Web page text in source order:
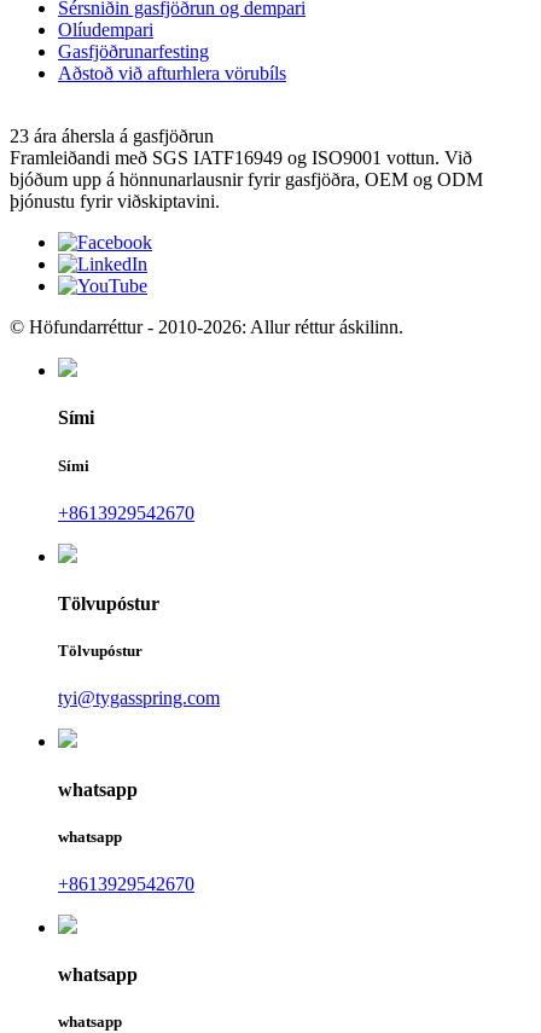
Sérsniðin gasfjöðrun og dempari
Olíudempari
Gasfjöðrunarfesting
Aðstoð við afturhlera vörubíls
23 ára áhersla á gasfjöðrun
Framleiðandi með SGS IATF16949 og ISO9001 vottun. Við
bjóðum upp á hönnunarlausnir fyrir gasfjöðra, OEM og ODM
þjónustu fyrir viðskiptavini.
© Höfundarréttur - 2010-2026: Allur réttur áskilinn.
Sími
Sími
+8613929542670
Tölvupóstur
Tölvupóstur
tyi@tygasspring.com
whatsapp
whatsapp
+8613929542670
whatsapp
whatsapp